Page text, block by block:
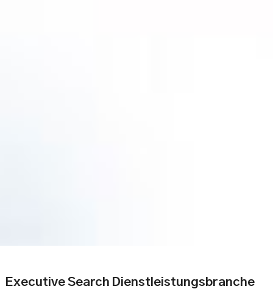
Executive Search Dienstleistungsbranche